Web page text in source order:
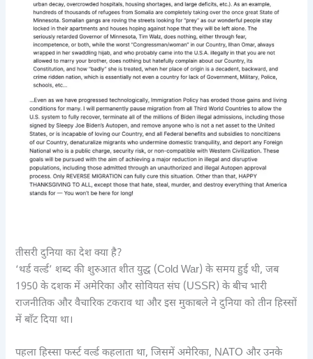
तीसरी दुनिया का देश क्या है?
‘थर्ड वर्ल्ड’ शब्द की शुरुआत शीत युद्ध (Cold War) के समय हुई थी, जब
1950 के दशक में अमेरिका और सोवियत संघ (USSR) के बीच भारी
राजनीतिक और वैचारिक टकराव था और इस मुकाबले ने दुनिया को तीन हिस्सों
में बाँट दिया था।
पहला हिस्सा फर्स्ट वर्ल्ड कहलाता था, जिसमें अमेरिका, NATO और उनके